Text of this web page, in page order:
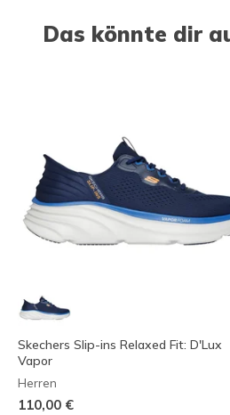
Das könnte dir
Skechers Slip-ins Relaxed Fit: D'Lux
Vapor
Herren
110,00 €